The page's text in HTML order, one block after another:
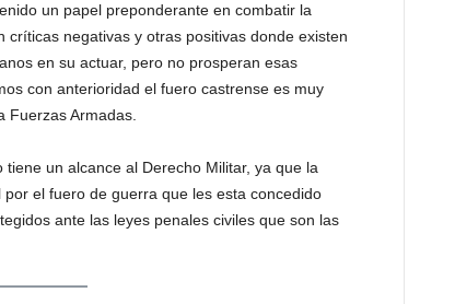
un papel preponderante en combatir la
negativas y otras positivas donde existen
en su actuar, pero no prosperan esas
con anterioridad el fuero castrense es muy
Fuerzas Armadas.
un alcance al Derecho Militar, ya que la
el fuero de guerra que les esta concedido
ante las leyes penales civiles que son las